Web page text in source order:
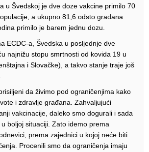
u Švedskoj je dve doze vakcine primilo 70
a ukupno 81,6 odsto građana
primilo je barem jednu dozu.
ECDC-a, Švedska u posljednje dve
najnižu stopu smrtnosti od kovida 19 u
i Slovačke), a takvo stanje traje još
da živimo pod ograničenjima kako
i zdravlje građana. Zahvaljujući
vakcinacije, daleko smo dogurali i sada
boljoj situaciji. Zato idemo prema
prema zajednici u kojoj neće biti
Procenili smo da ograničenja imaju